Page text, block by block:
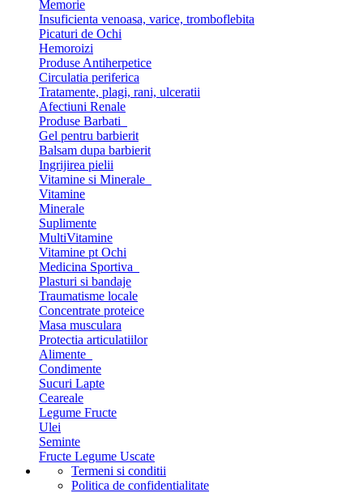
Memorie
Insuficienta venoasa, varice, tromboflebita
Picaturi de Ochi
Hemoroizi
Produse Antiherpetice
Circulatia periferica
Tratamente, plagi, rani, ulceratii
Afectiuni Renale
Produse Barbati
Gel pentru barbierit
Balsam dupa barbierit
Ingrijirea pielii
Vitamine si Minerale
Vitamine
Minerale
Suplimente
MultiVitamine
Vitamine pt Ochi
Medicina Sportiva
Plasturi si bandaje
Traumatisme locale
Concentrate proteice
Masa musculara
Protectia articulatiilor
Alimente
Condimente
Sucuri Lapte
Ceareale
Legume Fructe
Ulei
Seminte
Fructe Legume Uscate
Termeni si conditii
Politica de confidentialitate